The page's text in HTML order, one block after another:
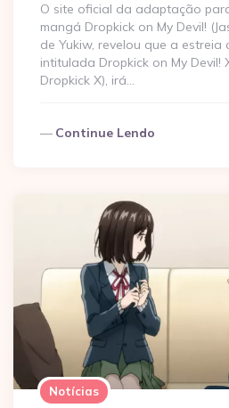
O site oficial da adaptação
mangá Dropkick on My Devil!
de Yukiw, revelou que a estreia
intitulada Dropkick on My Devil!
Dropkick X), irá…
Continue Lendo
Notícias